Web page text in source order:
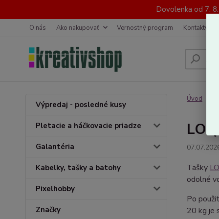
Dovolenka od 7.
O nás Ako nakupovať Vernostný program Kontakty
Výpredaj - posledné kusy
Pletacie a háčkovacie priadze
Galantéria
Kabelky, tašky a batohy
Pixelhobby
Značky
Úvod
Tašky
odolné
Po
20 kg je